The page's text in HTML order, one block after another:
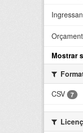
Mostrar
CSV
7